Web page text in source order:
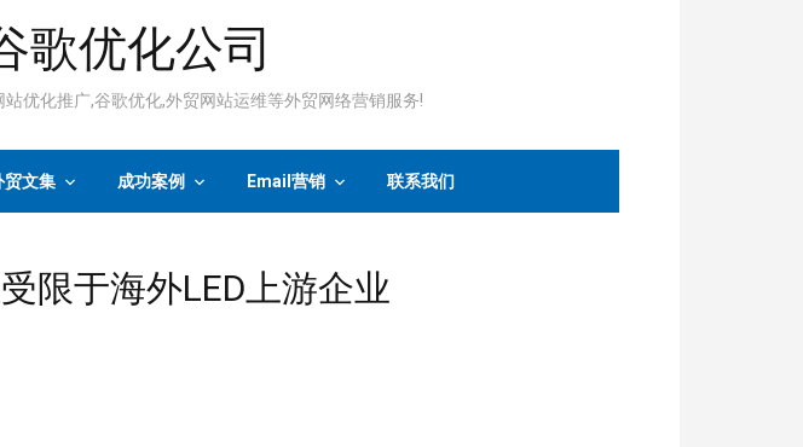
歌优化公司
优化推广,谷歌优化,外贸网站运维等外贸网络营销服务!
贸文集 成功案例 Email营销 联系我们
限于海外LED上游企业